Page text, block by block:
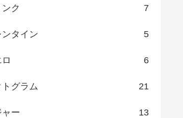
ンク 7
タイン 5
6
トグラム 21
ャー 13